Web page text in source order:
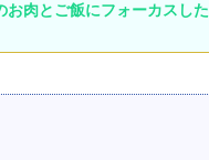
肉とご飯にフォーカスし